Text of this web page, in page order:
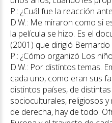
P.: ¿Cuál fue la reacción
D.W.: Me miraron como si
la película se hizo. Es el
(2001) que dirigió
P.: ¿Cómo organizó Los
D.W.: Por distintos temas.
cada uno, como eran sus
distintos países, de
socioculturales, religiosos
de derecha, hay de todo.